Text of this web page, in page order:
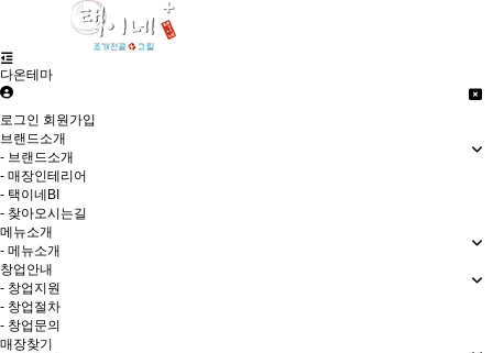
다온테마
로그인 회원가입
브랜드소개
- 브랜드소개
- 매장인테리어
- 택이네BI
- 찾아오시는길
메뉴소개
- 메뉴소개
창업안내
- 창업지원
- 창업절차
- 창업문의
매장찾기